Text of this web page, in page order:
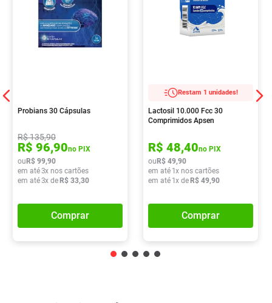
Probians 30 Cápsulas
R$135,90
R$ 96,90no PIX
ou R$ 99,90
em até3x nos cartões
em até3x de R$ 33,30
Comprar
Restam 1 unidades!
Lactosil 10.000 Fcc 30
Comprimidos Apsen
R$ 48,40no PIX
ou R$ 49,90
em até 1x nos cartões
em até 1x de R$ 49,90
Comprar